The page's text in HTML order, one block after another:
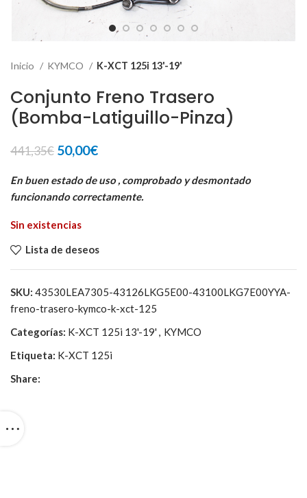
Inicio KYMCO K-XCT 125i 13'-19'
Conjunto Freno Trasero
(Bomba-Latiguillo-Pinza)
441,35€ El
original
era:
50,00€El
actual
es:
En buen estado de uso , comprobado y desmontado
funcionando correctamente.
Sin existencias
Lista de deseos
SKU: 43530LEA7305-43126LKG5E00-43100LKG7E00YYA-
freno-trasero-kymco-k-xct-125
Categorías: K-XCT 125i 13'-19' , KYMCO
Etiqueta: K-XCT 125i
Share: